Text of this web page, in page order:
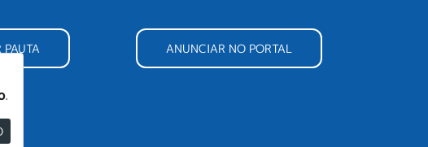
.
PAUTA ANUNCIAR NO PORTAL